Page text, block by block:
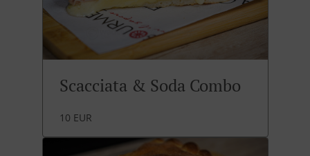
Scacciata & Soda Combo
10 EUR